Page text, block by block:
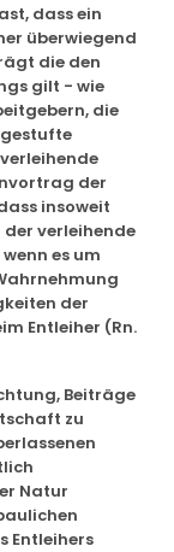
dass ein
überwiegend
die den
gilt - wie
die
der
insoweit
verleihende
es um
der
Entleiher (Rn.
Beiträge
zu
Natur
Entleihers